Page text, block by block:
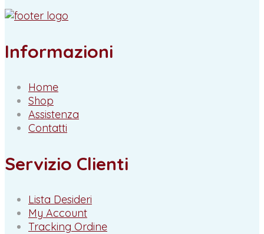
Informazioni
Home
Shop
Assistenza
Contatti
Servizio Clienti
Lista Desideri
My Account
Tracking Ordine